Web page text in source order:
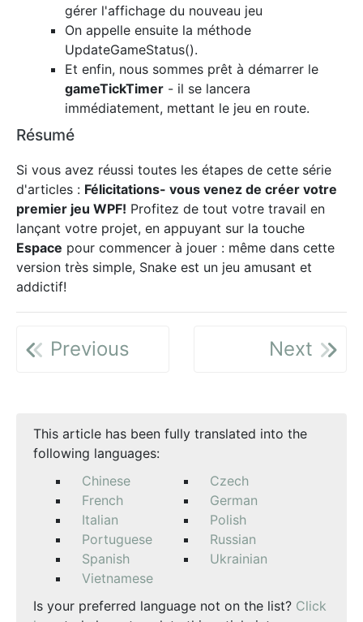
gérer l'affichage du nouveau jeu
On appelle ensuite la méthode
UpdateGameStatus().
Et enfin, nous sommes prêt à démarrer le
gameTickTimer - il se lancera
immédiatement, mettant le jeu en route.
Résumé
Si vous avez réussi toutes les étapes de cette série
d'articles : Félicitations- vous venez de créer votre
premier jeu WPF! Profitez de tout votre travail en
lançant votre projet, en appuyant sur la touche
Espace pour commencer à jouer : même dans cette
version très simple, Snake est un jeu amusant et
addictif!
Previous Next
This article has been fully translated into the
following languages:
Chinese
Czech
French
German
Italian
Polish
Portuguese
Russian
Spanish
Ukrainian
Vietnamese
Is your preferred language not on the list? Click